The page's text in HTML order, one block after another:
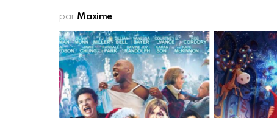
par Maxime